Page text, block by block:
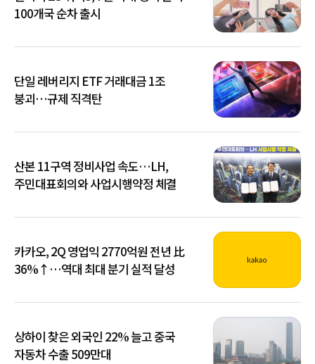
100개국 순차 출시
단일 레버리지 ETF 거래대금 1조
붕괴…규제 직격탄
산본 11구역 정비사업 속도…LH,
주민대표회의와 사업시행약정 체결
카카오, 2Q 영업익 2770억원 전년 比
36%↑…역대 최대 분기 실적 달성
상하이 찾은 외국인 22% 늘고 중국
자동차 수출 509만대